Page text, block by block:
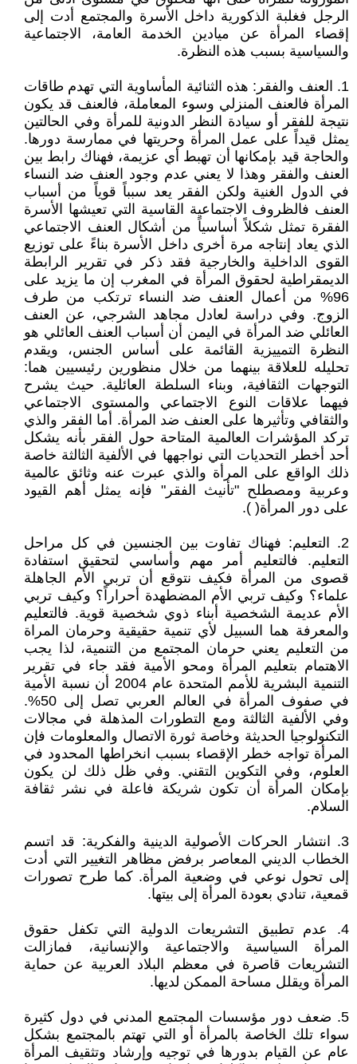
الرجل فغلبة الذكورية داخل الأسرة والمجتمع أدت إلى
إقصاء المرأة عن ميادين الخدمة العامة، الاجتماعية
والسياسية بسبب هذه النظرة.
1. العنف والفقر: هذه الثنائية المأساوية التي تهدم طاقات
المرأة فالعنف المنزلي وسوء المعاملة، فالعنف قد يكون
نتيجة للفقر أو سيادة النظر الدونية للمرأة وفي الحالتين
يمثل قيداً على عمل المرأة وحريتها في ممارسة دورها.
والحاجة قيد بإمكانها أن تهبط أي عزيمة، فهناك رابط بين
العنف والفقر وهذا لا يعني عدم وجود العنف ضد النساء
في الدول الغنية ولكن الفقر يعد سبباً قوياً من أسباب
العنف فالظروف الاجتماعية القاسية التي تعيشها الأسرة
الفقرة تمثل شكلاً أساسياً من أشكال العنف الاجتماعي
الذي يعاد إنتاجه مرة أخرى داخل الأسرة بناءً على توزيع
القوى الداخلية والخارجية فقد ذكر في تقرير الرابطة
الديمقراطية لحقوق المرأة في المغرب إن ما يزيد على
96% من أعمال العنف ضد النساء ترتكب من طرف
الزوج. وفي دراسة لعادل مجاهد الشرجي، عن العنف
العائلي ضد المرأة في اليمن أن أسباب العنف العائلي هو
النظرة التمييزية القائمة على أساس الجنس، ويقدم
تحليله للعلاقة بينهما من خلال منظورين رئيسيين هما:
التوجهات الثقافية، وبناء السلطة العائلية. حيث يشرح
فيهما علاقات النوع الاجتماعي والمستوى الاجتماعي
والثقافي وتأثيرها على العنف ضد المرأة. أما الفقر والذي
تركد المؤشرات العالمية المتاحة حول الفقر بأنه يشكل
أحد أخطر التحديات التي نواجهها في الألفية الثالثة خاصة
ذلك الواقع على المرأة والذي عبرت عنه وثائق عالمية
وعربية ومصطلح "تأنيث الفقر" فإنه يمثل أهم القيود
على دور المرأة( ).
2. التعليم: فهناك تفاوت بين الجنسين في كل مراحل
التعليم. فالتعليم أمر مهم وأساسي لتحقيق استفادة
قصوى من المرأة فكيف نتوقع أن تربي الأم الجاهلة
علماء؟ وكيف تربي الأم المضطهدة أحراراً؟ وكيف تربي
الأم عديمة الشخصية أبناء ذوي شخصية قوية. فالتعليم
والمعرفة هما السبيل لأي تنمية حقيقية وحرمان المراة
من التعليم يعني حرمان المجتمع من التنمية، لذا يجب
الاهتمام بتعليم المرأة ومحو الأمية فقد جاء في تقرير
التنمية البشرية للأمم المتحدة عام 2004 أن نسبة الأمية
في صفوف المرأة في العالم العربي تصل إلى 50%.
وفي الألفية الثالثة ومع التطورات المذهلة في مجالات
التكنولوجيا الحديثة وخاصة ثورة الاتصال والمعلومات فإن
المرأة تواجه خطر الإقصاء بسبب انخراطها المحدود في
العلوم، وفي التكوين التقني. وفي ظل ذلك لن يكون
بإمكان المرأة أن تكون شريكة فاعلة في نشر ثقافة
السلام.
3. انتشار الحركات الأصولية الدينية والفكرية: قد اتسم
الخطاب الديني المعاصر برفض مظاهر التغيير التي أدت
إلى تحول نوعي في وضعية المرأة. كما طرح تصورات
قمعية، تنادي بعودة المرأة إلى بيتها.
4. عدم تطبيق التشريعات الدولية التي تكفل حقوق
المرأة السياسية والاجتماعية والإنسانية، فمازالت
التشريعات قاصرة في معظم البلاد العربية عن حماية
المرأة ويقلل مساحة الممكن لديها.
5. ضعف دور مؤسسات المجتمع المدني في دول كثيرة
سواء تلك الخاصة بالمرأة أو التي تهتم بالمجتمع بشكل
عام عن القيام بدورها في توجيه وإرشاد وتثقيف المرأة